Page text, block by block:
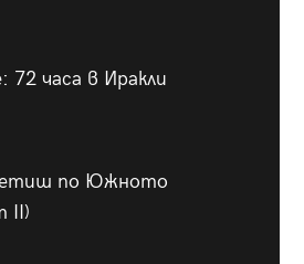
72 часа в Иракли
по Южното
II)